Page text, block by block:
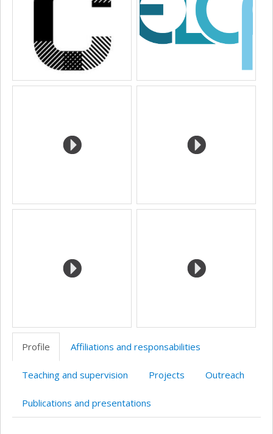
Profile Affiliations and responsabilities
Teaching and supervision Projects Outreach
Publications and presentations